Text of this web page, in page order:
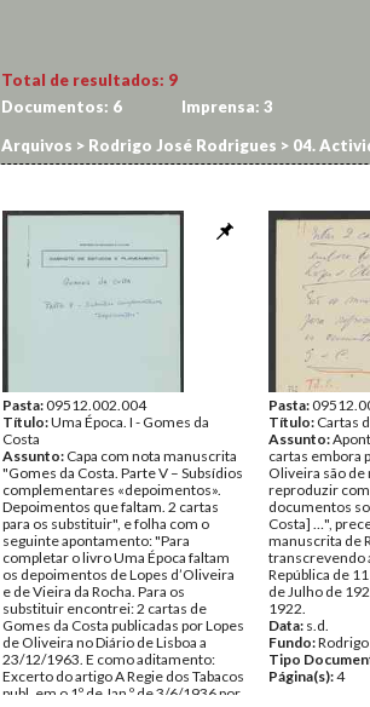
Total de resultados: 9
Documentos: 6 Imprensa: 3
Arquivos > Rodrigo José Rodrigues > 04.
Pasta:09512.002.004
Título:Uma Época. I - Gomes da
Costa
Assunto: Capa com nota manuscrita
"Gomes da Costa. Parte V – Subsídios
complementares «depoimentos».
Depoimentos que faltam. 2 cartas
para os substituir", e folha com o
seguinte apontamento: "Para
completar o livro Uma Época faltam
os depoimentos de Lopes d’Oliveira
e de Vieira da Rocha. Para os
substituir encontrei: 2 cartas de
Gomes da Costa publicadas por Lopes
de Oliveira no Diário de Lisboa a
23/12/1963. E como aditamento:
Excerto do artigo A Regie dos Tabacos
publ. em o 1º de Jan.º de 3/6/1936 por
Pasta:
Título: Cartas
Assunto:
cartas embora
Oliveira são
reproduzir
documentos
Costa] …",
manuscrita de
transcrevendo
República de
de Julho de
1922.
Data: s.d.
Fundo:
Tipo
Página(s):4